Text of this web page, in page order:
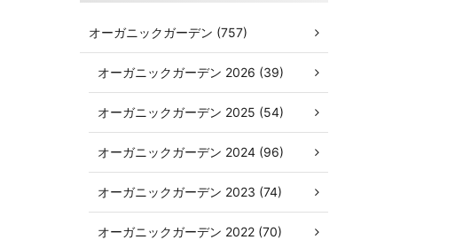
オーガニックガーデン (757)
オーガニックガーデン 2026 (39)
オーガニックガーデン 2025 (54)
オーガニックガーデン 2024 (96)
オーガニックガーデン 2023 (74)
オーガニックガーデン 2022 (70)